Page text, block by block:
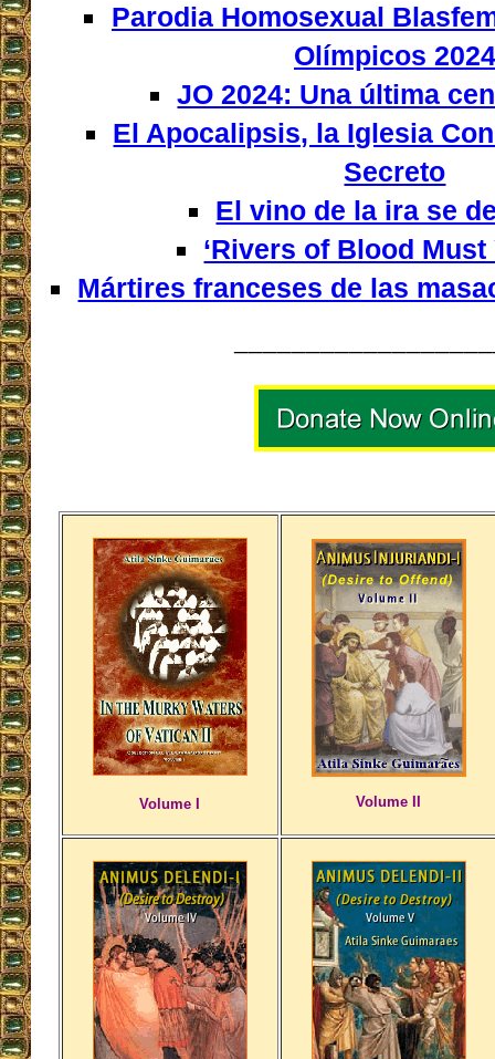
Parodia Homosexual
Olímpicos 2024
JO 2024: Una última
El Apocalipsis, la Iglesia
Secreto
El vino de la ira se
‘Rivers of Blood Must
Mártires franceses de las
Volume I Volume II